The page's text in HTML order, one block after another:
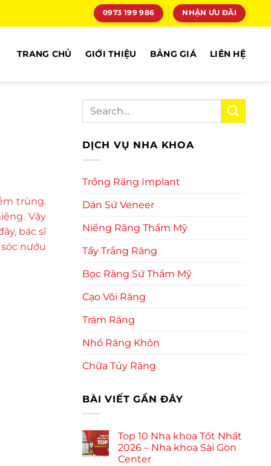
0973 199 986 NHẬN ƯU ĐÃI
TRANG CHỦ GIỚI THIỆU BẢNG GIÁ LIÊN HỆ
trùng.
Vậy
bác sĩ
nướu
DỊCH VỤ NHA KHOA
Trồng Răng Implant
Dán Sứ Veneer
Niềng Răng Thẩm Mỹ
Tẩy Trắng Răng
Bọc Răng Sứ Thẩm Mỹ
Cạo Vôi Răng
Trám Răng
Nhổ Răng Khôn
Chữa Tủy Răng
BÀI VIẾT GẦN ĐÂY
Top 10 Nha khoa Tốt Nhất
2026 – Nha khoa Sài Gòn
Center